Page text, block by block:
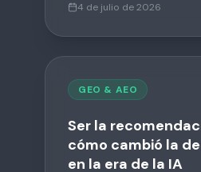
4 de julio de 2026
GEO & AEO
Ser la
cómo cambió la
en la era de la IA